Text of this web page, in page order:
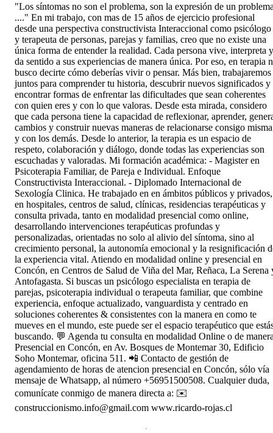
"Los síntomas no son el problema, son la expresión de un
...." En mi trabajo, con mas de 15 años de ejercicio profesional
desde una perspectiva constructivista Interaccional como psicólogo
y terapeuta de personas, parejas y familias, creo que no existe una
única forma de entender la realidad. Cada persona vive, interpreta y
da sentido a sus experiencias de manera única. Por eso, en terapia
busco decirte cómo deberías vivir o pensar. Más bien, trabajaremos
juntos para comprender tu historia, descubrir nuevos significados y
encontrar formas de enfrentar las dificultades que sean coherentes
con quien eres y con lo que valoras. Desde esta mirada, considero
que cada persona tiene la capacidad de reflexionar, aprender,
cambios y construir nuevas maneras de relacionarse consigo misma
y con los demás. Desde lo anterior, la terapia es un espacio de
respeto, colaboración y diálogo, donde todas las experiencias son
escuchadas y valoradas. Mi formación académica: - Magister en
Psicoterapia Familiar, de Pareja e Individual. Enfoque
Constructivista Interaccional. - Diplomado Internacional de
Sexología Clinica. He trabajado en en ámbitos públicos y privados,
en hospitales, centros de salud, clínicas, residencias terapéuticas y
consulta privada, tanto en modalidad presencial como online,
desarrollando intervenciones terapéuticas profundas y
personalizadas, orientadas no solo al alivio del síntoma, sino al
crecimiento personal, la autonomía emocional y la resignificación
la experiencia vital. Atiendo en modalidad online y presencial en
Concón, en Centros de Salud de Viña del Mar, Reñaca, La Serena
Antofagasta. Si buscas un psicólogo especialista en terapia de
parejas, psicoterapia individual o terapeuta familiar, que combine
experiencia, enfoque actualizado, vanguardista y centrado en
soluciones coherentes & consistentes con la manera en como te
mueves en el mundo, este puede ser el espacio terapéutico que
buscando. 💬 Agenda tu consulta en modalidad Online o de
Presencial en Concón, en Av. Bosques de Montemar 30, Edificio
Soho Montemar, oficina 511. 📲 Contacto de gestión de
agendamiento de horas de atencion presencial en Concón, sólo vía
mensaje de Whatsapp, al número ‪+56951500508‬. Cualquier duda,
comunícate conmigo de manera directa a: ✉️
construccionismo.info@gmail.com www.ricardo-rojas.cl